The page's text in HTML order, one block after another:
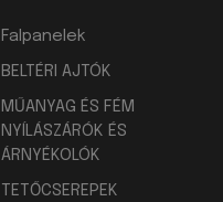
Falpanelek
BELTÉRI AJTÓK
MŰANYAG ÉS FÉM
NYÍLÁSZÁRÓK ÉS
ÁRNYÉKOLÓK
TETŐCSEREPEK